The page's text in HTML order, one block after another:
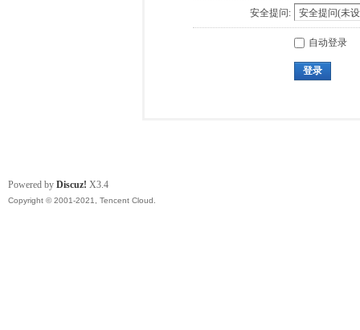
安全提问:
自动登录
登录
Powered by Discuz! X3.4
Copyright © 2001-2021, Tencent Cloud.